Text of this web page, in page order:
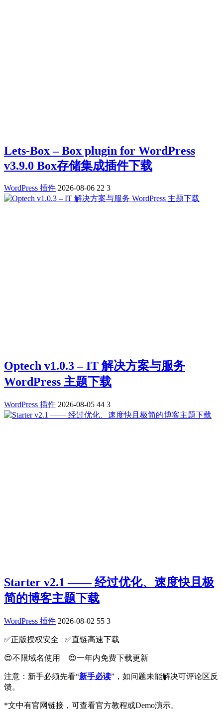
Lets-Box – Box plugin for WordPress
v3.9.0 Box存储集成插件下载
WordPress 插件 2026-08-06 22 3
Optech v1.0.3 – IT 解决方案与服务
WordPress 主题下载
WordPress 插件 2026-08-05 44 3
Starter v2.1 —— 经过优化、速度快且极
简的博客主题下载
WordPress 插件 2026-08-02 55 3
✅️正版授权安全 ✅️直链高速下载
😍不限域名使用 😍一年内免费下载更新
注意：新手必须先看“新手必读”，如问题未能解决可评论区反
馈。
*文中有官网链接，可查看官方教程或Demo演示。